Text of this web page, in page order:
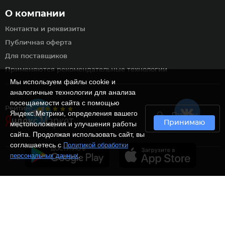
Рейтинг
Пункты
самовывоза
О компании
Контакты и реквизиты
Публичная оферта
Для поставщиков
Применяются рекомендательные технологии
Мы используем файлы cookie и
аналогичные технологии для анализа
посещаемости сайта с помощью
Яндекс.Метрики, определения вашего
местоположения и улучшения работы
сайта. Продолжая использовать сайт, вы
соглашаетесь с Политикой обработки
персональных данных.
Принимаю